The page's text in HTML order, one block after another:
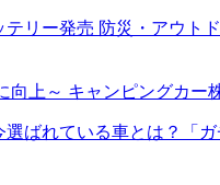
リー発売 防災・アウト
向上～ キャンピングカー
ばれている車とは？「